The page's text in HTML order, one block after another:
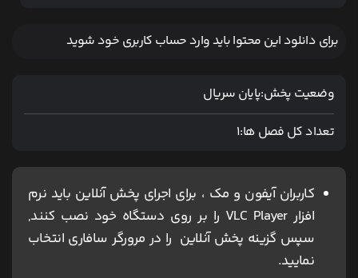
برای دانلود این محتوا باید وارد حساب کاربری خود شوید
وضعیت پخش:پایان سریال
تعداد کل فصل ها:1
کاربران آیفون و مک ، برای اجرای پخش آنلاین باید نرم
افزار VLC Player را بر روی دستگاه خود نصب کنند,
سپس گزینه پخش آنلاین را در مرورگر سافاری انتخاب
نمایید.